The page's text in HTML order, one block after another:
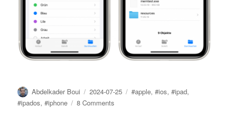
Author
Abdelkader Boui
Posted
on
2024-07-25 Tags
#apple,#ios,#ipad,
#ipados,#iphone 8 Comments